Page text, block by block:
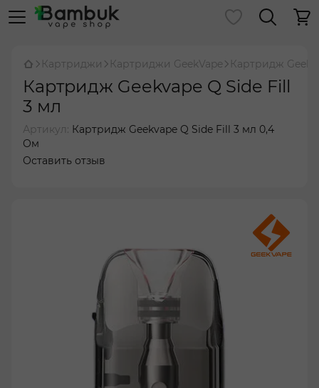
Картриджи Картриджи GeekVape Картридж
Картридж Geekvape Q Side Fill
3 мл
Артикул: Картридж Geekvape Q Side Fill 3 мл 0,4
Ом
Оставить отзыв